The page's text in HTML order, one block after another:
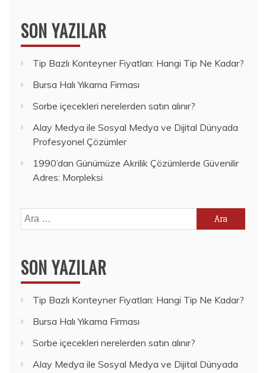
SON YAZILAR
Tip Bazlı Konteyner Fiyatları: Hangi Tip Ne Kadar?
Bursa Halı Yıkama Firması
Sorbe içecekleri nerelerden satın alınır?
Alay Medya ile Sosyal Medya ve Dijital Dünyada
Profesyonel Çözümler
1990’dan Günümüze Akrilik Çözümlerde Güvenilir
Adres: Morpleksi
Arama:
SON YAZILAR
Tip Bazlı Konteyner Fiyatları: Hangi Tip Ne Kadar?
Bursa Halı Yıkama Firması
Sorbe içecekleri nerelerden satın alınır?
Alay Medya ile Sosyal Medya ve Dijital Dünyada